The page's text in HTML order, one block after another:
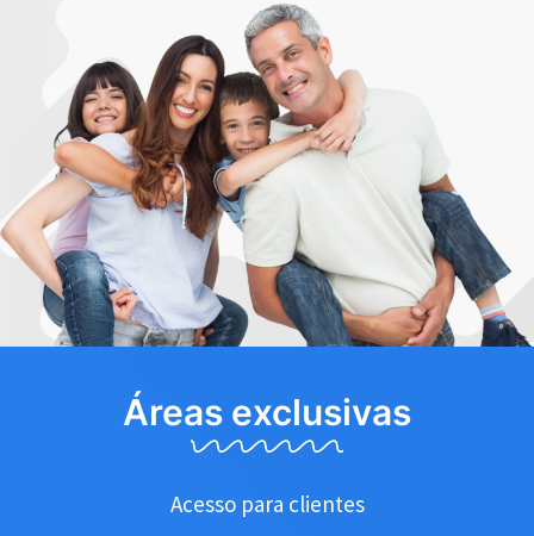
Áreas exclusivas
Acesso para clientes